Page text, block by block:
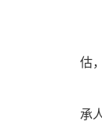
估
承